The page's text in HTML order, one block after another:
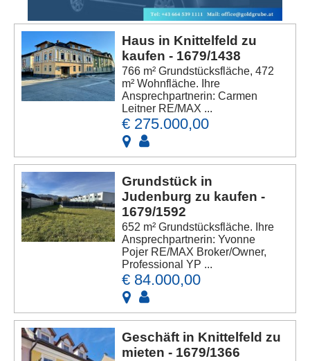
Haus in Knittelfeld zu
kaufen - 1679/1438
766 m² Grundstücksfläche, 472
m² Wohnfläche. Ihre
Ansprechpartnerin: Carmen
Leitner RE/MAX ...
€ 275.000,00
Grundstück in
Judenburg zu kaufen -
1679/1592
652 m² Grundstücksfläche. Ihre
Ansprechpartnerin: Yvonne
Pojer RE/MAX Broker/Owner,
Professional YP ...
€ 84.000,00
Geschäft in Knittelfeld zu
mieten - 1679/1366